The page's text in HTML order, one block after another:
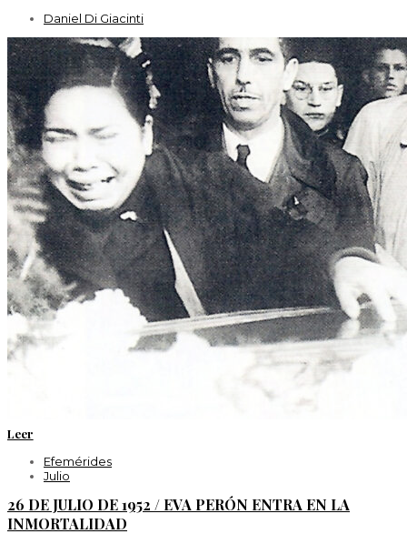
Daniel Di Giacinti
Leer
Efemérides
Julio
26 DE JULIO DE 1952 / EVA PERÓN ENTRA EN LA
INMORTALIDAD